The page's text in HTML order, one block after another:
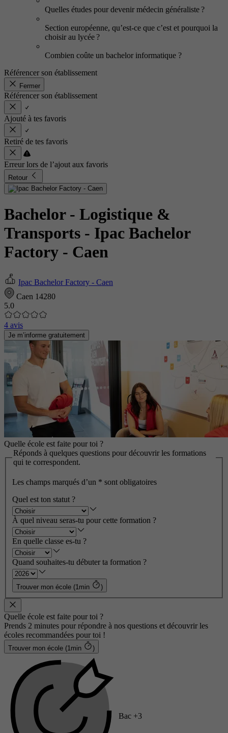
Quelles études pour devenir médecin généraliste ?
Section européenne, qu’est-ce que c’est et pourquoi la
choisir au lycée ?
Combien coûte un bachelor informatique ?
Référencer son établissement
Fermer
Référencer son établissement
Ajouté à tes favoris
Retiré de tes favoris
Erreur lors de l’ajout aux favoris
Retour
Bachelor - Logistique &
Transports - Ipac Bachelor
Factory - Caen
Ipac Bachelor Factory - Caen
Caen 14280
5.0
4 avis
Je m’informe gratuitement
Quelle école est faite pour toi ?
Réponds à quelques questions pour découvrir les formations
qui te correspondent.
Les champs marqués d’un * sont obligatoires
Quel est ton statut ?
À quel niveau seras-tu pour cette formation ?
En quelle classe es-tu ?
Quand souhaites-tu débuter ta formation ?
Trouver mon école (1min )
Quelle école est faite pour toi ?
Prends 2 minutes pour répondre à nos questions et découvrir les
écoles recommandées pour toi !
Trouver mon école (1min )
Bac +3